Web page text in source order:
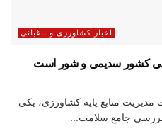
اخبار کشاورزی و باغبانی
مدیریت منابع پایه کشاورزی، یکی
جامع سلامت...